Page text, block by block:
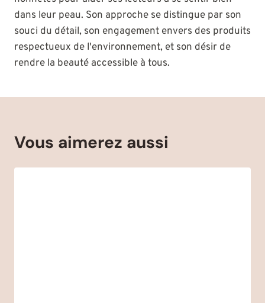
dans leur peau. Son approche se distingue par son
souci du détail, son engagement envers des produits
respectueux de l'environnement, et son désir de
rendre la beauté accessible à tous.
Vous aimerez aussi